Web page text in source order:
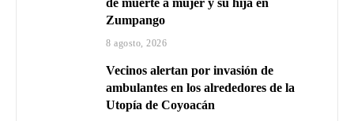
Zumpango
8 agosto, 2026
Vecinos alertan por invasión de
ambulantes en los alrededores de la
Utopía de Coyoacán